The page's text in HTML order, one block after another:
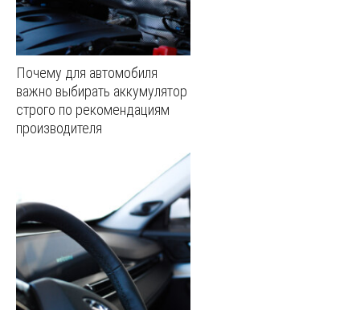
Почему для автомобиля
важно выбирать аккумулятор
строго по рекомендациям
производителя